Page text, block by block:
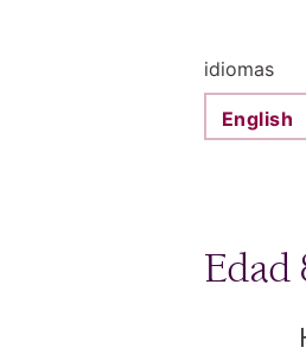
idiomas
English
Edad